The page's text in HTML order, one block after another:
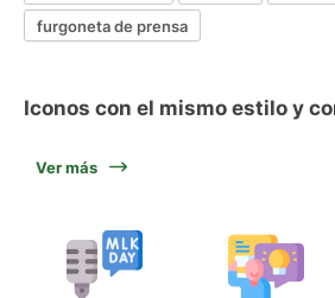
furgoneta de prensa
Iconos con el mismo estilo y
Ver más